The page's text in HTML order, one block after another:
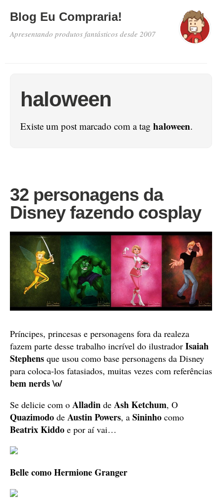
Blog Eu Compraria!
Apresentando produtos fantásticos desde 2007
haloween
Existe um post marcado com a tag haloween.
32 personagens da
Disney fazendo cosplay
Príncipes, princesas e personagens fora da realeza
fazem parte desse trabalho incrível do ilustrador Isaiah
Stephens que usou como base personagens da Disney
para coloca-los fatasiados, muitas vezes com referências
bem nerds \o/
Se delicie com o Alladin de Ash Ketchum, O
Quazimodo de Austin Powers, a Sininho como
Beatrix Kiddo e por aí vai…
Belle como Hermione Granger